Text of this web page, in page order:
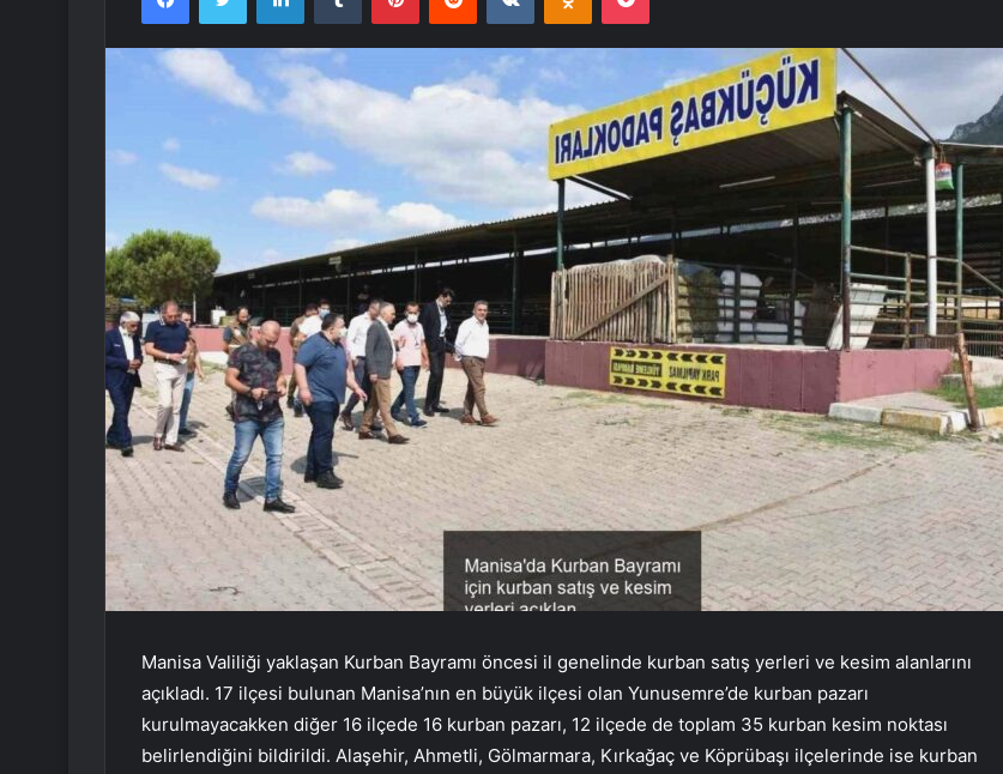
Manisa Valiliği yaklaşan Kurban Bayramı öncesi il genelinde kurban satış yerleri ve kesim alanlarını
açıkladı. 17 ilçesi bulunan Manisa’nın en büyük ilçesi olan Yunusemre’de kurban pazarı
kurulmayacakken diğer 16 ilçede 16 kurban pazarı, 12 ilçede de toplam 35 kurban kesim noktası
belirlendiğini bildirildi. Alaşehir, Ahmetli, Gölmarmara, Kırkağaç ve Köprübaşı ilçelerinde ise kurban